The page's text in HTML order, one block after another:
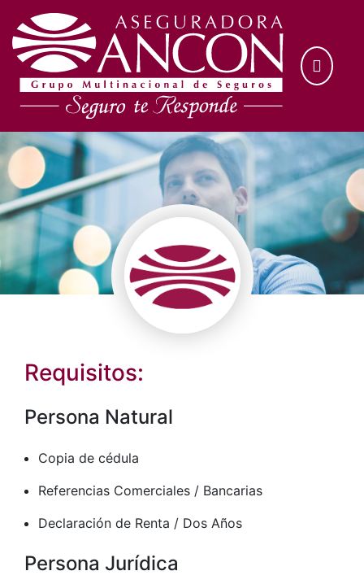
Requisitos:
Persona Natural
Copia de cédula
Referencias Comerciales / Bancarias
Declaración de Renta / Dos Años
Persona Jurídica